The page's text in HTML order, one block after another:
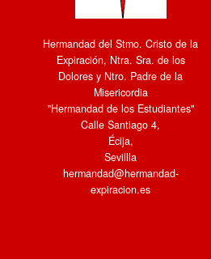
Hermandad del Stmo. Cristo de la
Expiración, Ntra. Sra. de los
Dolores y Ntro. Padre de la
Misericordia
"Hermandad de los Estudiantes"
Calle Santiago 4,
Écija,
Sevillla
hermandad@hermandad-
expiracion.es